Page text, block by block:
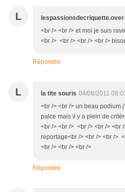
L
<br /> <br /> et moi je suis
<br /> <br /> <br /> <br />
Répondre
L la tite souris 04/08/2011
<br /> <br /> un beau podium
palce mais il y a plein de
<br /> <br /> <br /> <br /> <br
reportage<br /> <br /> <br />
<br /> <br /> <br />
Répondre